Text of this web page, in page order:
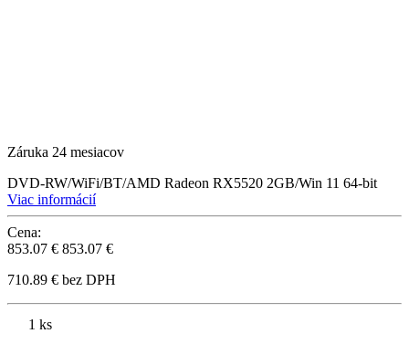
Záruka 24 mesiacov
DVD-RW/WiFi/BT/AMD Radeon RX5520 2GB/Win 11 64-bit
Viac informácií
Cena:
853.07 € 853.07 €
710.89 € bez DPH
1 ks